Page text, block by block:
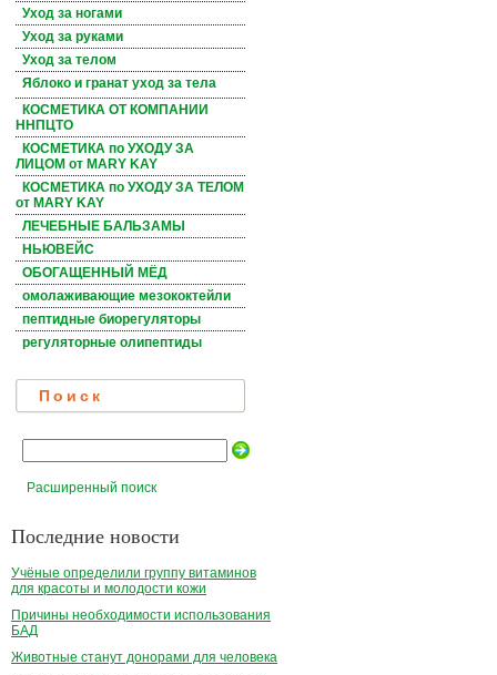
Уход за ногами
Уход за руками
Уход за телом
Яблоко и гранат уход за тела
КОСМЕТИКА ОТ КОМПАНИИ
ННПЦТО
КОСМЕТИКА по УХОДУ ЗА
ЛИЦОМ от MARY KAY
КОСМЕТИКА по УХОДУ ЗА ТЕЛОМ
от MARY KAY
ЛЕЧЕБНЫЕ БАЛЬЗАМЫ
НЬЮВЕЙС
ОБОГАЩЕННЫЙ МЁД
омолаживающие мезококтейли
пептидные биорегуляторы
регуляторные олипептиды
Поиск
Расширенный поиск
Последние новости
Учёные определили группу витаминов
для красоты и молодости кожи
Причины необходимости использования
БАД
Животные станут донорами для человека